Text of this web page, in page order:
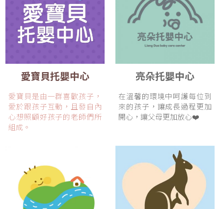
愛寶貝托嬰中心
愛寶貝是由一群喜歡孩子，
愛於跟孩子互動，且發自內
心想照顧好孩子的老師們所
組成。
亮朵托嬰中心
在溫馨的環境中呵護每位到
來的孩子，讓成長過程更加
開心，讓父母更加放心❤️